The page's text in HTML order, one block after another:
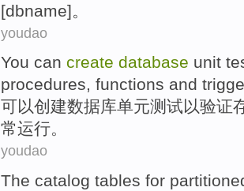
[dbname]。
youdao
You can create database unit
procedures, functions and
可以创建数据库单元测试以验证
常运行。
youdao
The catalog tables for